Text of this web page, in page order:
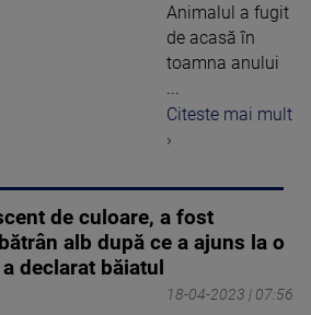
Animalul a fugit
de acasă în
toamna anului
Citeste mai mult
›
de culoare, a fost
alb după ce a ajuns la o
declarat băiatul
18-04-2023 | 07:56